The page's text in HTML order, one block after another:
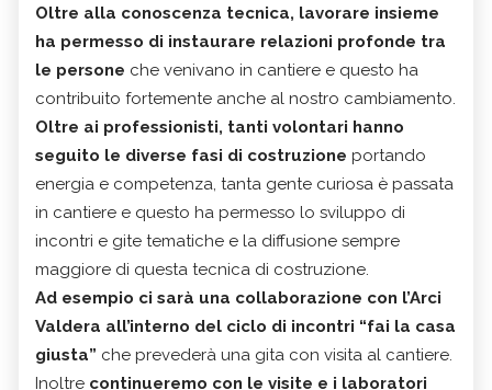
Oltre alla conoscenza tecnica, lavorare insieme
ha permesso di instaurare relazioni profonde tra
le persone che venivano in cantiere e questo ha
contribuito fortemente anche al nostro cambiamento.
Oltre ai professionisti, tanti volontari hanno
seguito le diverse fasi di costruzione portando
energia e competenza, tanta gente curiosa è passata
in cantiere e questo ha permesso lo sviluppo di
incontri e gite tematiche e la diffusione sempre
maggiore di questa tecnica di costruzione.
Ad esempio ci sarà una collaborazione con l’Arci
Valdera all’interno del ciclo di incontri “fai la casa
giusta” che prevederà una gita con visita al cantiere.
Inoltre continueremo con le visite e i laboratori